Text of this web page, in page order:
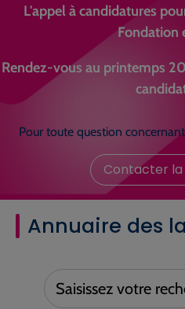
L'appel à candidatures
Fondation
Rendez-vous au printemps
Pour toute question
Contacter la
Annuaire des
Saisissez
votre